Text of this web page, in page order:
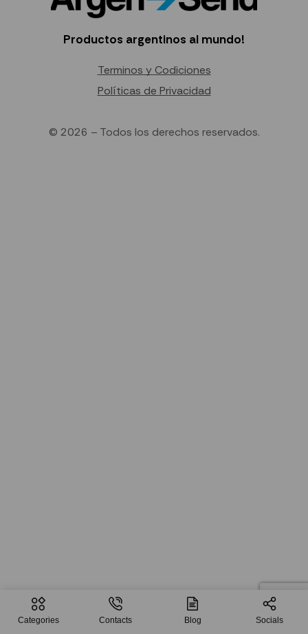
Categories Contacts Blog Socials
Productos argentinos al mundo!
Terminos y Codiciones
Políticas de Privacidad
© 2026 – Todos los derechos reservados.